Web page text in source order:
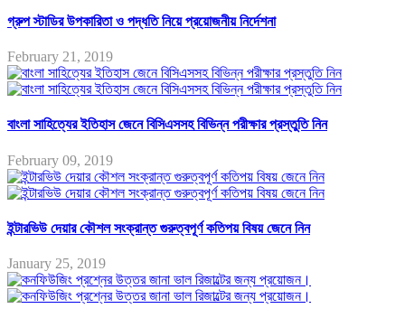
গ্রুপ স্টাডির উপকারিতা ও পদ্ধতি নিয়ে প্রয়োজনীয় নির্দেশনা
February 21, 2019
বাংলা সাহিত্যের ইতিহাস জেনে বিসিএসসহ বিভিন্ন পরীক্ষার প্রস্তুতি নিন
February 09, 2019
ইন্টারভিউ দেয়ার কৌশল সংক্রান্ত গুরুত্বপূর্ণ কতিপয় বিষয় জেনে নিন
January 25, 2019